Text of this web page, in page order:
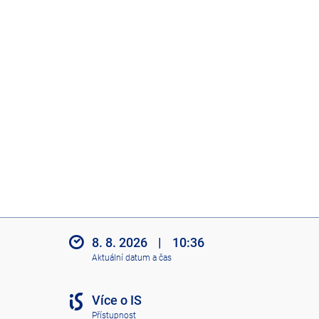
8. 8. 2026 | 10:36
Aktuální datum a čas
Více o IS
Přístupnost